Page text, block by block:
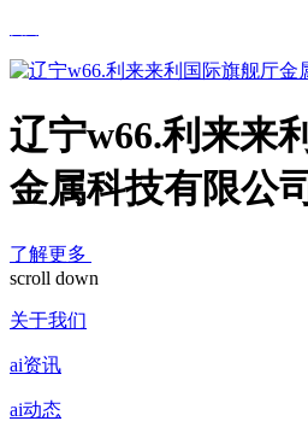
辽宁w66.利来来
金属科技有限公司
了解更多
scroll down
关于我们
ai资讯
ai动态